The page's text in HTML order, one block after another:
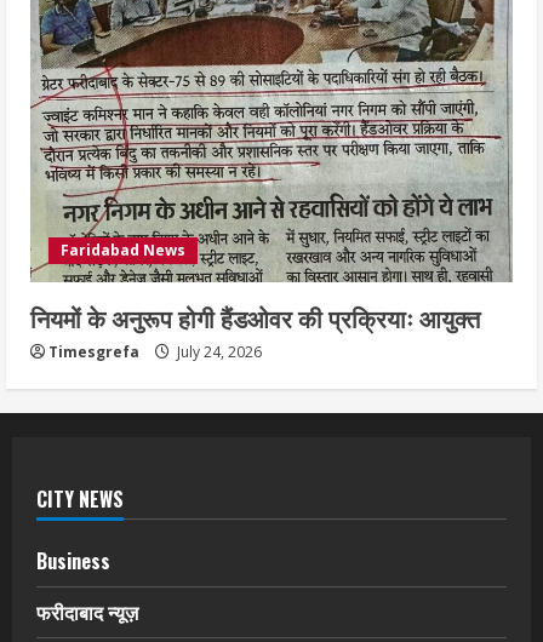
Faridabad News
नियमों के अनुरूप होगी हैंडओवर की प्रक्रियाः आयुक्त
Timesgrefa July 24, 2026
CITY NEWS
Business
फरीदाबाद न्यूज़